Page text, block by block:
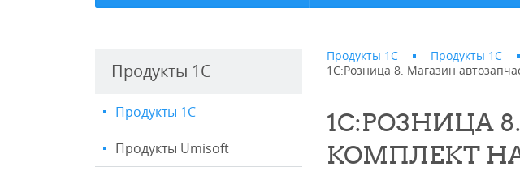
Продукты 1С
Продукты 1С
Продукты Umisoft
Продукты 1С Продукты 1С
1С:Розница 8. Магазин
1С:РОЗНИЦА
КОМПЛЕКТ